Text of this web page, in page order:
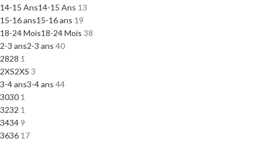
14-15 Ans14-15 Ans 13
15-16 ans15-16 ans 19
18-24 Mois18-24 Mois 38
2-3 ans2-3 ans 40
2828 1
2XS2XS 3
3-4 ans3-4 ans 44
3030 1
3232 1
3434 9
3636 17